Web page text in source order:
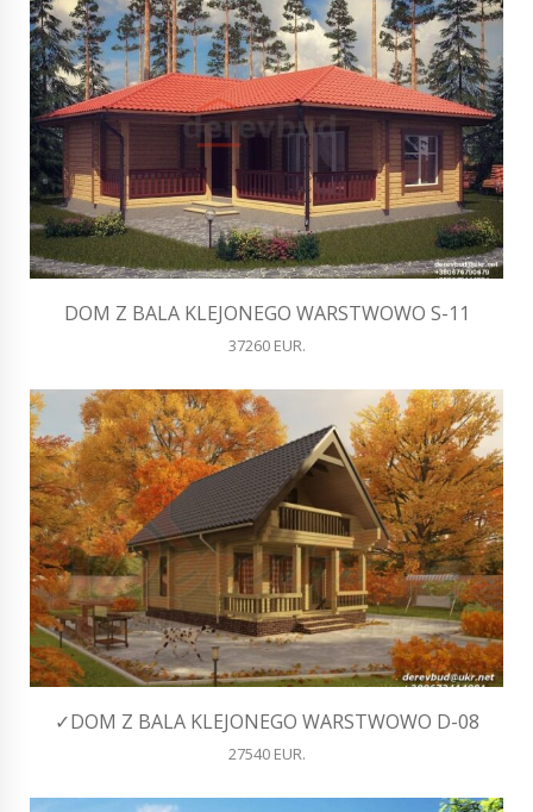
DOM Z BALA KLEJONEGO WARSTWOWO S-11
37260 EUR.
✓DOM Z BALA KLEJONEGO WARSTWOWO D-08
27540 EUR.